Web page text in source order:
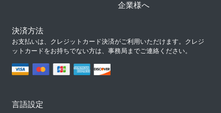
企業様へ
決済方法
お支払いは、クレジットカード決済がご利用いただけます。クレジ
ットカードをお持ちでない方は、事務局までご連絡ください。
言語設定